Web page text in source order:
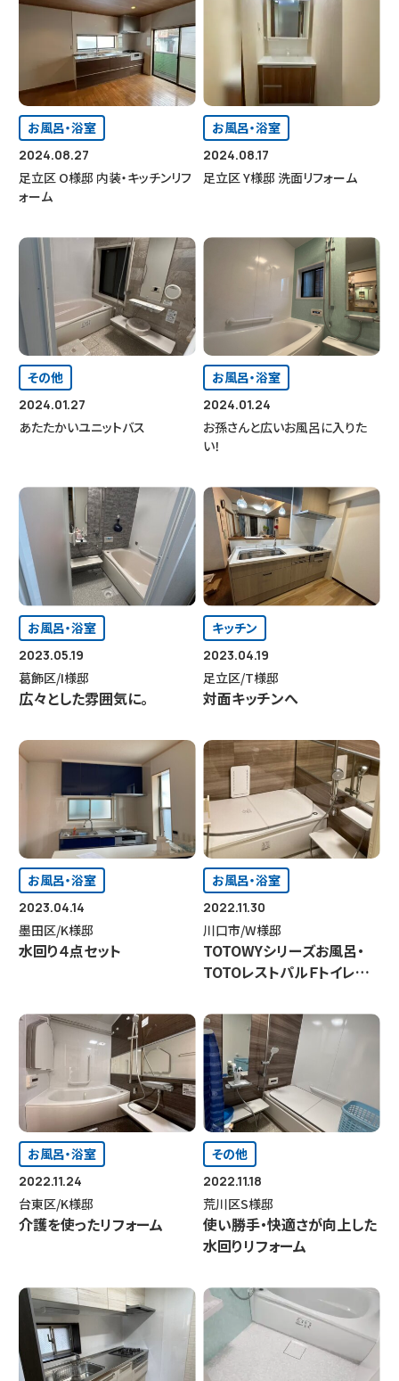
お風呂・浴室
2024.08.27
足立区 O様邸 内装・キッチンリフ
ォーム
お風呂・浴室
2024.08.17
足立区 Y様邸 洗面リフォーム
その他
2024.01.27
あたたかいユニットバス
お風呂・浴室
2024.01.24
お孫さんと広いお風呂に入りた
い！
お風呂・浴室
2023.05.19
葛飾区/I様邸
広々とした雰囲気に。
キッチン
2023.04.19
足立区/T様邸
対面キッチンへ
お風呂・浴室
2023.04.14
墨田区/K様邸
水回り４点セット
お風呂・浴室
2022.11.30
川口市/W様邸
TOTOWYシリーズお風呂・
TOTOレストパルＦトイレリ
お風呂・浴室
2022.11.24
台東区/K様邸
介護を使ったリフォーム
その他
2022.11.18
荒川区S様邸
使い勝手・快適さが向上した
水回りリフォーム